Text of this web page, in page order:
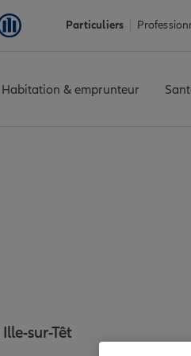
Particuliers
Habitation & emprunteur
Ille-sur-Têt